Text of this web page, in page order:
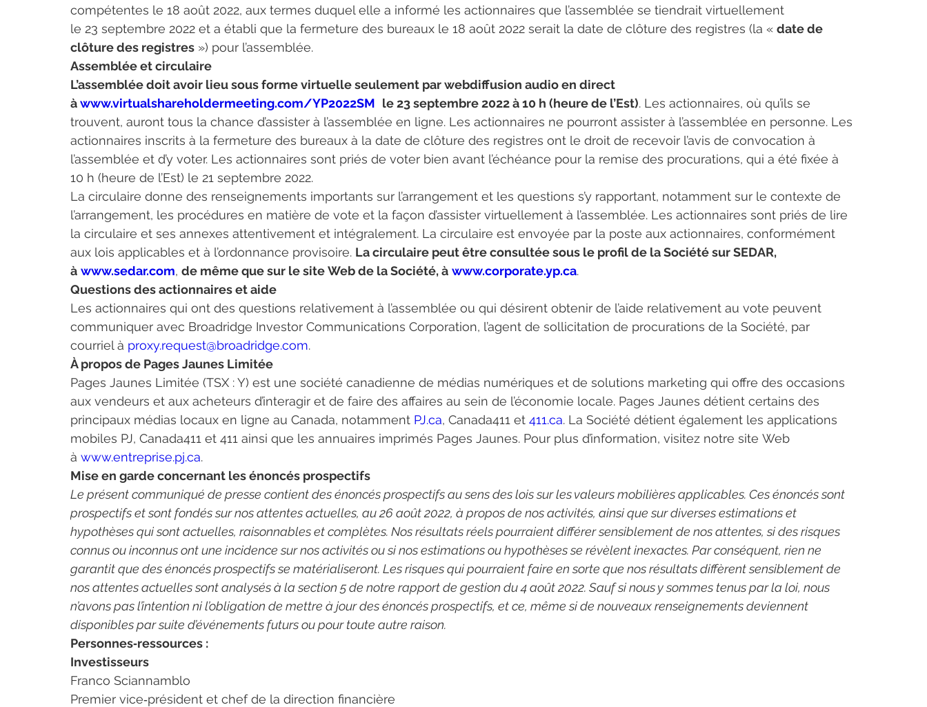
compétentes le 18 août 2022, aux termes duquel elle a informé les actionnaires que l’assemblée se tiendrait virtuellement
le 23 septembre 2022 et a établi que la fermeture des bureaux le 18 août 2022 serait la date de clôture des registres (la « date de
clôture des registres ») pour l’assemblée.
Assemblée et circulaire
L’assemblée doit avoir lieu sous forme virtuelle seulement par webdiffusion audio en direct
à www.virtualshareholdermeeting.com/YP2022SM le 23 septembre 2022 à 10 h (heure de l’Est). Les actionnaires, où qu’ils se
trouvent, auront tous la chance d’assister à l’assemblée en ligne. Les actionnaires ne pourront assister à l’assemblée en personne. Les
actionnaires inscrits à la fermeture des bureaux à la date de clôture des registres ont le droit de recevoir l’avis de convocation à
l’assemblée et d’y voter. Les actionnaires sont priés de voter bien avant l’échéance pour la remise des procurations, qui a été fixée à
10 h (heure de l’Est) le 21 septembre 2022.
La circulaire donne des renseignements importants sur l’arrangement et les questions s’y rapportant, notamment sur le contexte de
l’arrangement, les procédures en matière de vote et la façon d’assister virtuellement à l’assemblée. Les actionnaires sont priés de lire
la circulaire et ses annexes attentivement et intégralement. La circulaire est envoyée par la poste aux actionnaires, conformément
aux lois applicables et à l’ordonnance provisoire. La circulaire peut être consultée sous le profil de la Société sur SEDAR,
à www.sedar.com, de même que sur le site Web de la Société, à www.corporate.yp.ca.
Questions des actionnaires et aide
Les actionnaires qui ont des questions relativement à l’assemblée ou qui désirent obtenir de l’aide relativement au vote peuvent
communiquer avec Broadridge Investor Communications Corporation, l’agent de sollicitation de procurations de la Société, par
courriel à proxy.request@broadridge.com.
À propos de Pages Jaunes Limitée
Pages Jaunes Limitée (TSX : Y) est une société canadienne de médias numériques et de solutions marketing qui offre des occasions
aux vendeurs et aux acheteurs d’interagir et de faire des affaires au sein de l’économie locale. Pages Jaunes détient certains des
principaux médias locaux en ligne au Canada, notamment PJ.ca, Canada411 et 411.ca. La Société détient également les applications
mobiles PJ, Canada411 et 411 ainsi que les annuaires imprimés Pages Jaunes. Pour plus d’information, visitez notre site Web
à www.entreprise.pj.ca.
Mise en garde concernant les énoncés prospectifs
Le présent communiqué de presse contient des énoncés prospectifs au sens des lois sur les valeurs mobilières applicables. Ces énoncés sont
prospectifs et sont fondés sur nos attentes actuelles, au 26 août 2022, à propos de nos activités, ainsi que sur diverses estimations et
hypothèses qui sont actuelles, raisonnables et complètes. Nos résultats réels pourraient différer sensiblement de nos attentes, si des risques
connus ou inconnus ont une incidence sur nos activités ou si nos estimations ou hypothèses se révèlent inexactes. Par conséquent, rien ne
garantit que des énoncés prospectifs se matérialiseront. Les risques qui pourraient faire en sorte que nos résultats diffèrent sensiblement de
nos attentes actuelles sont analysés à la section 5 de notre rapport de gestion du 4 août 2022. Sauf si nous y sommes tenus par la loi, nous
n’avons pas l’intention ni l’obligation de mettre à jour des énoncés prospectifs, et ce, même si de nouveaux renseignements deviennent
disponibles par suite d’événements futurs ou pour toute autre raison.
Personnes‑ressources :
Investisseurs
Franco Sciannamblo
Premier vice‑président et chef de la direction financière